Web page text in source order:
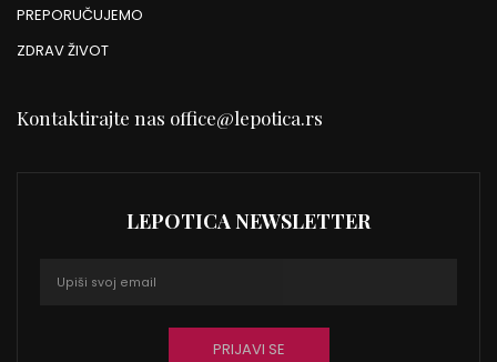
PREPORUČUJEMO
ZDRAV ŽIVOT
Kontaktirajte nas office@lepotica.rs
LEPOTICA NEWSLETTER